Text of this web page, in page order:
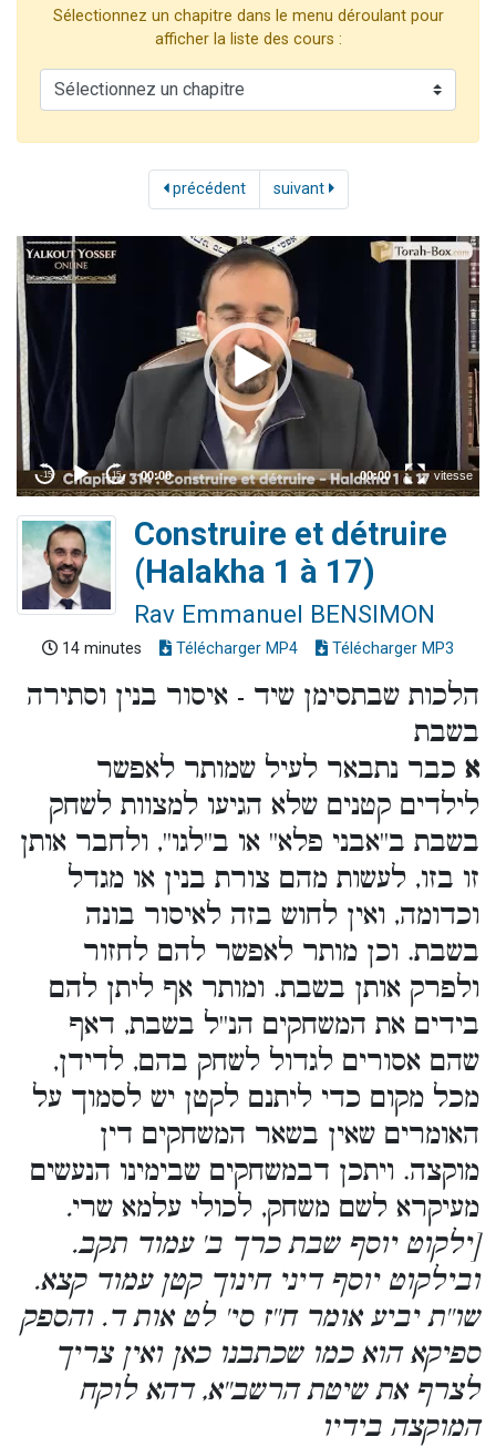
Il reste 49 places pour étudier en groupe sur Zoom
Sélectionnez un chapitre dans le menu déroulant pour
afficher la liste des cours :
précédent suivant
Construire et détruire
(Halakha 1 à 17)
Rav Emmanuel BENSIMON
14 minutes Télécharger MP4 Télécharger MP3
הלכות שבתסימן שיד - איסור בנין וסתירה
בשבת
א כבר נתבאר לעיל שמותר לאפשר
לילדים קטנים שלא הגיעו למצוות לשחק
בשבת ב''אבני פלא'' או ב''לגו'', ולחבר אותן
זו בזו, לעשות מהם צורת בנין או מגדל
וכדומה, ואין לחוש בזה לאיסור בונה
בשבת. וכן מותר לאפשר להם לחזור
ולפרק אותן בשבת. ומותר אף ליתן להם
בידים את המשחקים הנ''ל בשבת, דאף
שהם אסורים לגדול לשחק בהם, לדידן,
מכל מקום כדי ליתנם לקטן יש לסמוך על
האומרים שאין בשאר המשחקים דין
מוקצה. ויתכן דבמשחקים שבימינו הנעשים
מעיקרא לשם משחק, לכולי עלמא שרי.
[ילקוט יוסף שבת כרך ב' עמוד תקב.
ובילקוט יוסף דיני חינוך קטן עמוד קצא.
שו''ת יביע אומר ח''ז סי' לט אות ד. והספק
ספיקא הוא כמו שכתבנו כאן ואין צריך
לצרף את שיטת הרשב''א, דהא לוקח
המוקצה בידיו